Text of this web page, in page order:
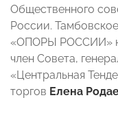
Общественного
России.
«ОПОРЫ РОССИИ»
член Совета,
«Центральная
торгов Елена